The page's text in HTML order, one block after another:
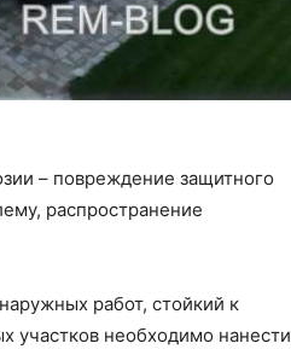
– повреждение защитного
распространение
работ, стойкий к
участков необходимо нанести